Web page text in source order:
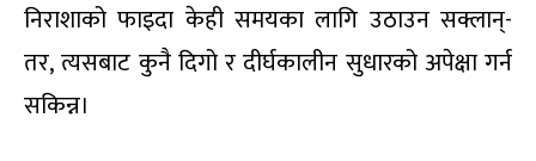
निराशाको फाइदा केही समयका लागि उठाउन सक्लान्-
तर, त्यसबाट कुनै दिगो र दीर्घकालीन सुधारको अपेक्षा गर्न
सकिन्न।